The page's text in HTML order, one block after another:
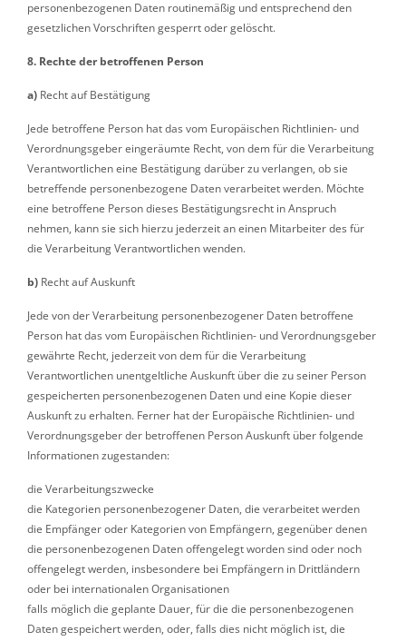
personenbezogenen Daten routinemäßig und entsprechend den
gesetzlichen Vorschriften gesperrt oder gelöscht.
8. Rechte der betroffenen Person
a) Recht auf Bestätigung
Jede betroffene Person hat das vom Europäischen Richtlinien- und
Verordnungsgeber eingeräumte Recht, von dem für die Verarbeitung
Verantwortlichen eine Bestätigung darüber zu verlangen, ob sie
betreffende personenbezogene Daten verarbeitet werden. Möchte
eine betroffene Person dieses Bestätigungsrecht in Anspruch
nehmen, kann sie sich hierzu jederzeit an einen Mitarbeiter des für
die Verarbeitung Verantwortlichen wenden.
b) Recht auf Auskunft
Jede von der Verarbeitung personenbezogener Daten betroffene
Person hat das vom Europäischen Richtlinien- und Verordnungsgeber
gewährte Recht, jederzeit von dem für die Verarbeitung
Verantwortlichen unentgeltliche Auskunft über die zu seiner Person
gespeicherten personenbezogenen Daten und eine Kopie dieser
Auskunft zu erhalten. Ferner hat der Europäische Richtlinien- und
Verordnungsgeber der betroffenen Person Auskunft über folgende
Informationen zugestanden:
die Verarbeitungszwecke
die Kategorien personenbezogener Daten, die verarbeitet werden
die Empfänger oder Kategorien von Empfängern, gegenüber denen
die personenbezogenen Daten offengelegt worden sind oder noch
offengelegt werden, insbesondere bei Empfängern in Drittländern
oder bei internationalen Organisationen
falls möglich die geplante Dauer, für die die personenbezogenen
Daten gespeichert werden, oder, falls dies nicht möglich ist, die